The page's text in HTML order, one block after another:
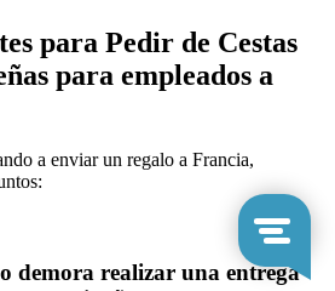
para Pedir de Cestas
para empleados a
a enviar un regalo a Francia,
demora realizar una entrega